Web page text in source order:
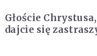
Głoście
dajcie się